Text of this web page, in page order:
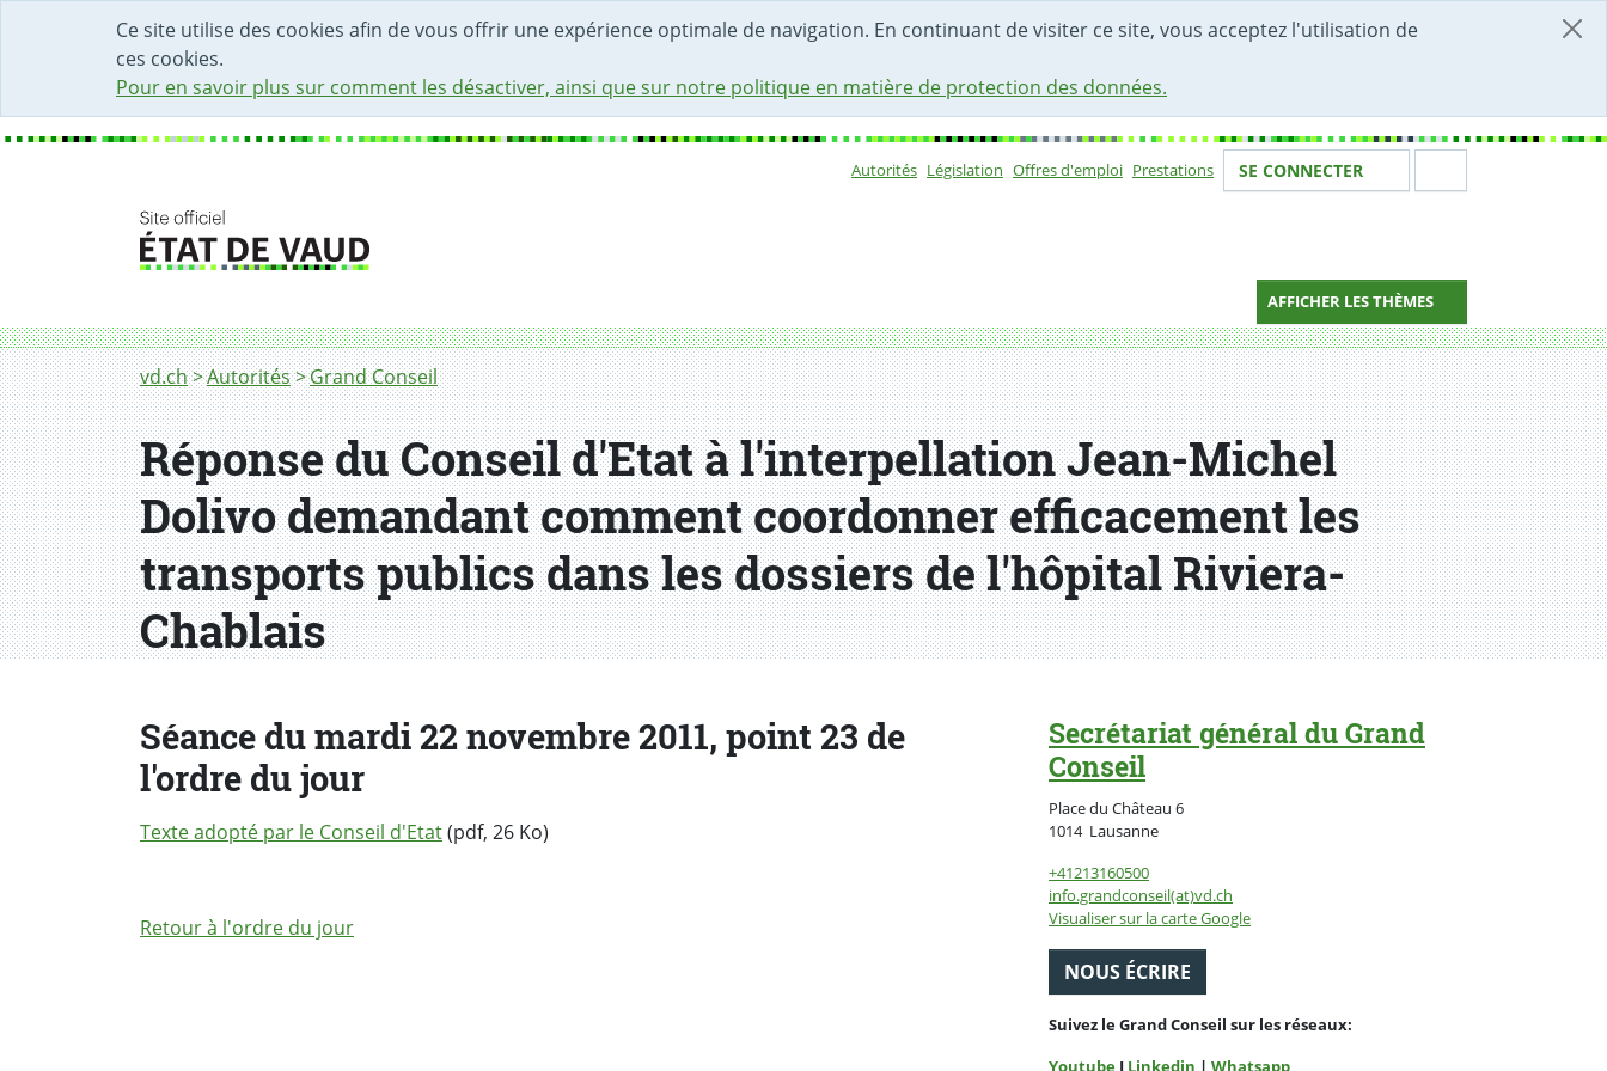
Ce site utilise des cookies afin de vous offrir une expérience optimale de navigation. En continuant de visiter ce site, vous acceptez l'utilisation de
ces cookies.
Pour en savoir plus sur comment les désactiver, ainsi que sur notre politique en matière de protection des données.
DÉBUT DU CONTENU DE LA PAGE
ACCÈS AU CHAMP DE RECHERCHE
PAGE D'ACCUEIL
FORMULAIRE DE CONTACT
Autorités Législation Offres d'emploi Prestations Votre identité
SE CONNECTER
AFFICHER LES THÈMES
Fil d'Ariane
vd.ch Autorités Grand Conseil
Réponse du Conseil d'Etat à l'interpellation Jean-Michel
Dolivo demandant comment coordonner efficacement les
transports publics dans les dossiers de l'hôpital Riviera-
Chablais
Séance du mardi 22 novembre 2011, point 23 de
l'ordre du jour
Texte adopté par le Conseil d'Etat(pdf, 26 Ko)
Retour à l'ordre du jour
Secrétariat général du Grand
Conseil
Place du Château 6
1014 LausanneSuisse
+41213160500
info.grandconseil(at)vd.ch
Visualiser sur la carte Google
NOUS ÉCRIRE
Suivez le Grand Conseil sur les réseaux:
Youtube I Linkedin | Whatsapp